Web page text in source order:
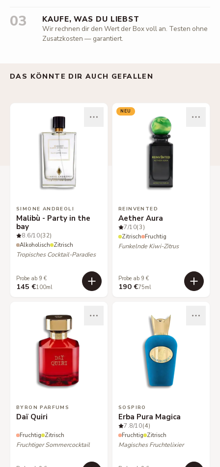
03 KAUFE, WAS DU LIEBST
Wir rechnen dir den Wert der Box voll an. Testen ohne
Zusatzkosten — garantiert.
DAS KÖNNTE DIR AUCH GEFALLEN
SIMONE ANDREOLI
Malibù - Party in the
bay
8.6/10(32)
Alkoholisch Zitrisch
Tropisches Cocktail-Paradies
Probe ab 9 €
145 €100ml
NEU
REINVENTED
Aether Aura
7/10(3)
Zitrisch Fruchtig
Funkelnde Kiwi-Zitrus
Probe ab 9 €
190 €75ml
BYRON PARFUMS
Daï Quiri
Fruchtig Zitrisch
Fruchtiger Sommercocktail
SOSPIRO
Erba Pura Magica
7.8/10(4)
Fruchtig Zitrisch
Magisches Fruchtelixier